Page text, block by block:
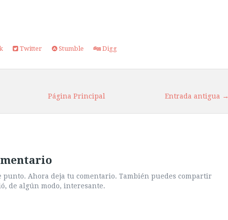
Twitter Stumble Digg
Entrada antigua →
Página Principal
punto. Ahora deja tu comentario. También puedes compartir
de algún modo, interesante.